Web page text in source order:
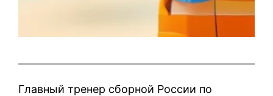
Главный тренер сборной России по